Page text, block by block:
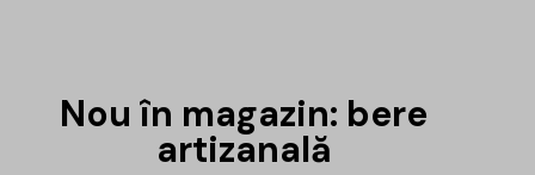
Nou în magazin: bere
artizanală